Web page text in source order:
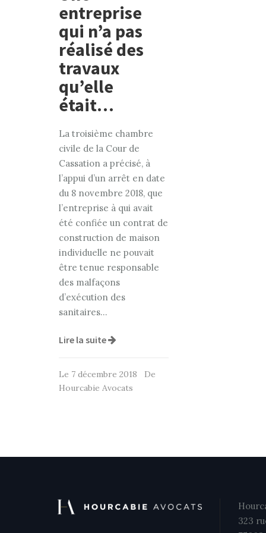
entreprise
qui n’a pas
réalisé des
travaux
qu’elle
était…
La troisième chambre
civile de la Cour de
Cassation a précisé, à
l’appui d’un arrêt en date
du 8 novembre 2018, que
l’entreprise à qui avait
été confiée un contrat de
construction de maison
individuelle ne pouvait
être tenue responsable
des malfaçons
d’exécution des
sanitaires…
Lire la suite
Le 7 décembre 2018 De
Hourcabie Avocats
323